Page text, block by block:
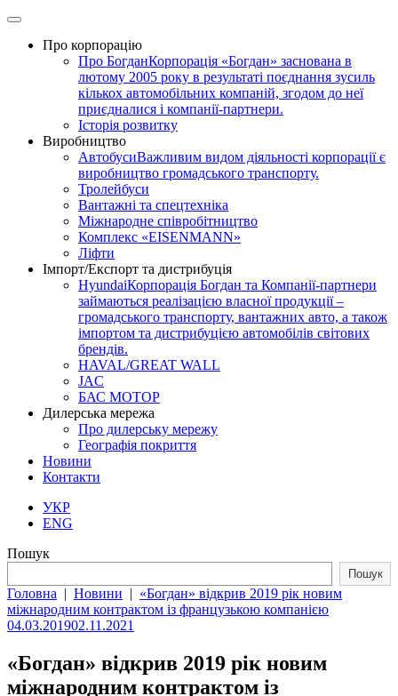
Skip
contentПро корпорацію
Про БогданКорпорація «Богдан» заснована в
лютому 2005 року в результаті поєднання зусиль
кількох автомобільних компаній, згодом до неї
приєдналися і компанії-партнери.
Історія розвитку
Виробництво
АвтобусиВажливим видом діяльності корпорації є
виробництво громадського транспорту.
Тролейбуси
Вантажні та спецтехніка
Міжнародне співробітництво
Комплекс «EISENMANN»
Ліфти
Імпорт/Експорт та дистрибуція
HyundaiКорпорація Богдан та Компанії-партнери
займаються реалізацією власної продукції –
громадського транспорту, вантажних авто, а також
імпортом та дистрибуцією автомобілів світових
брендів.
HAVAL/GREAT WALL
JAC
БАС МОТОР
Дилерська мережа
Про дилерську мережу
Географія покриття
Новини
Контакти
УКР
ENG
Пошук
Пошук
Головна | Новини | «Богдан» відкрив 2019 рік новим
міжнародним контрактом із французькою компанією
04.03.201902.11.2021
«Богдан» відкрив 2019 рік новим
міжнародним контрактом із